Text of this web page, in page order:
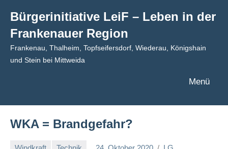
Inhalt
springen
Bürgerinitiative LeiF – Leben in der
Frankenauer Region
Frankenau, Thalheim, Topfseifersdorf, Wiederau, Königshain
und Stein bei Mittweida
Menü
WKA = Brandgefahr?